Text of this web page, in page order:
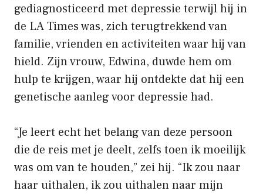
gediagnosticeerd met depressie terwijl hij in
de LA Times was, zich terugtrekkend van
familie, vrienden en activiteiten waar hij van
hield. Zijn vrouw, Edwina, duwde hem om
hulp te krijgen, waar hij ontdekte dat hij een
genetische aanleg voor depressie had.
“Je leert echt het belang van deze persoon
die de reis met je deelt, zelfs toen ik moeilijk
was om van te houden,” zei hij. “Ik zou naar
haar uithalen, ik zou uithalen naar mijn